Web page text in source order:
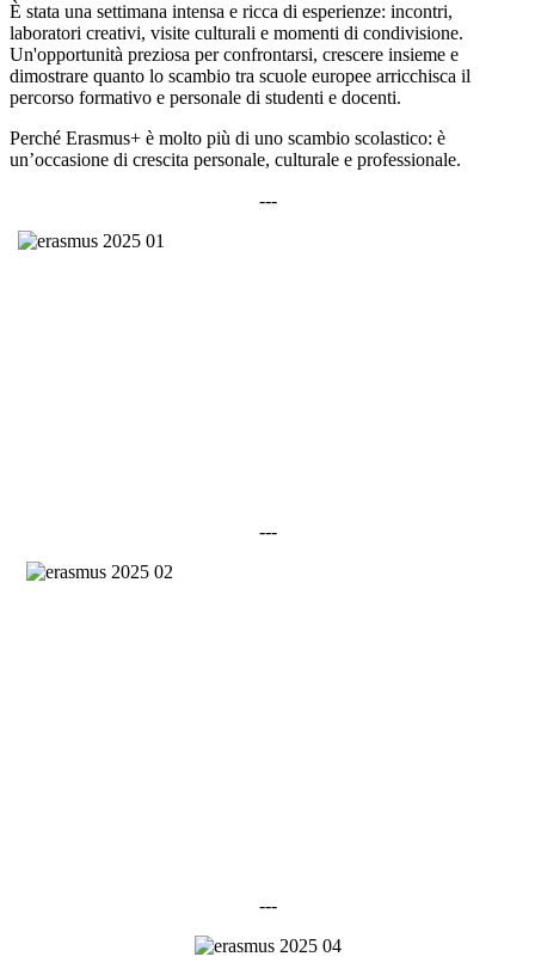
È stata una settimana intensa e ricca di esperienze: incontri,
laboratori creativi, visite culturali e momenti di condivisione.
Un'opportunità preziosa per confrontarsi, crescere insieme e
dimostrare quanto lo scambio tra scuole europee arricchisca il
percorso formativo e personale di studenti e docenti.
Perché Erasmus+ è molto più di uno scambio scolastico: è
un’occasione di crescita personale, culturale e professionale.
---
---
---